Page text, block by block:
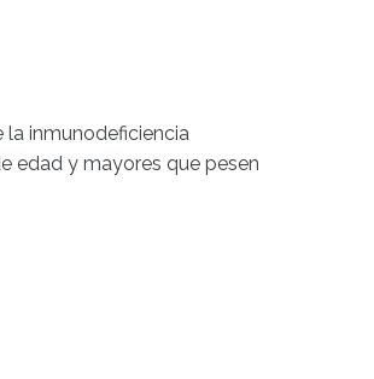
inmunodeficiencia
edad y mayores que pesen